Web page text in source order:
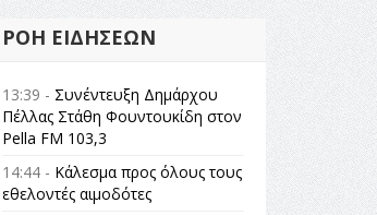
ΡΟΉ ΕΙΔΉΣΕΩΝ
13:39 - Συνέντευξη Δημάρχου
Πέλλας Στάθη Φουντουκίδη στον
Pella FM 103,3
14:44 - Κάλεσμα προς όλους τους
εθελοντές αιμοδότες